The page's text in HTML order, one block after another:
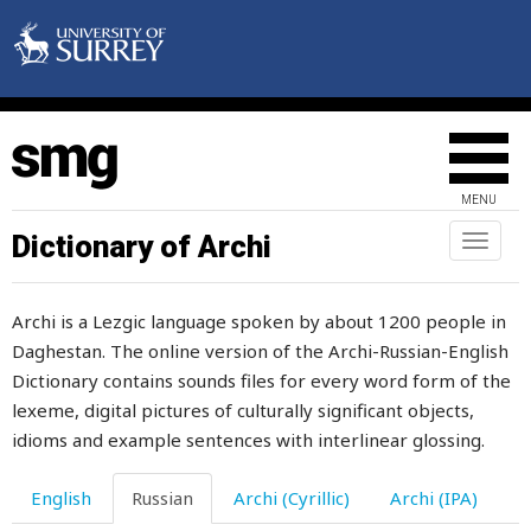
MENU
Toggle
Dictionary of Archi
Archi is a Lezgic language spoken by about 1200 people in
Daghestan. The online version of the Archi-Russian-English
Dictionary contains sounds files for every word form of the
lexeme, digital pictures of culturally significant objects,
idioms and example sentences with interlinear glossing.
English Russian Archi (Cyrillic) Archi (IPA)
опускать
опухоль
опьянять
опять
оранжевый
орган
организоать